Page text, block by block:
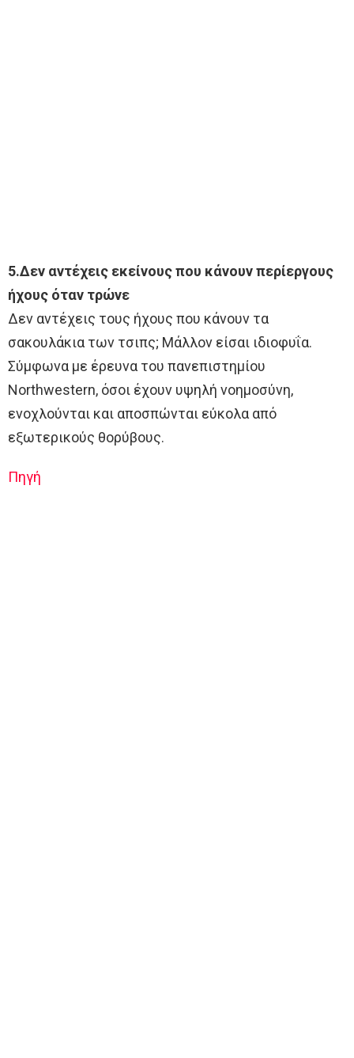
5.Δεν αντέχεις εκείνους που κάνουν περίεργους
ήχους όταν τρώνε
Δεν αντέχεις τους ήχους που κάνουν τα
σακουλάκια των τσιπς; Μάλλον είσαι ιδιοφυΐα.
Σύμφωνα με έρευνα του πανεπιστημίου
Northwestern, όσοι έχουν υψηλή νοημοσύνη,
ενοχλούνται και αποσπώνται εύκολα από
εξωτερικούς θορύβους.
Πηγή